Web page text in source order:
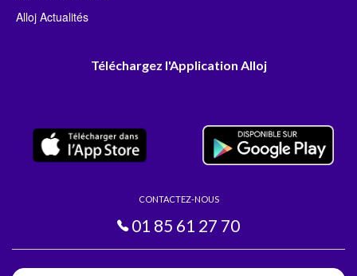
Alloj Actualités
Téléchargez l'Application Alloj
CONTACTEZ-NOUS
01 85 61 27 70